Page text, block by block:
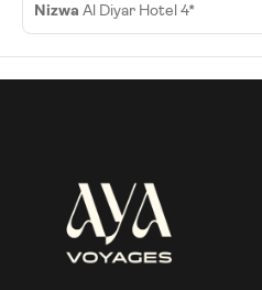
Nizwa Al Diyar Hotel 4*